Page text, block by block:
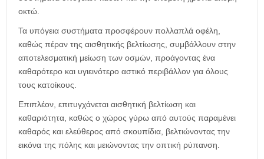
οκτώ.
Τα υπόγεια συστήματα προσφέρουν πολλαπλά οφέλη,
καθώς πέραν της αισθητικής βελτίωσης, συμβάλλουν στην
αποτελεσματική μείωση των οσμών, προάγοντας ένα
καθαρότερο και υγιεινότερο αστικό περιβάλλον για όλους
τους κατοίκους.
Επιπλέον, επιτυγχάνεται αισθητική βελτίωση και
καθαριότητα, καθώς ο χώρος γύρω από αυτούς παραμένει
καθαρός και ελεύθερος από σκουπίδια, βελτιώνοντας την
εικόνα της πόλης και μειώνοντας την οπτική ρύπανση.